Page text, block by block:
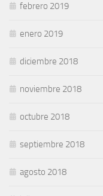
febrero 2019
enero 2019
diciembre 2018
noviembre 2018
octubre 2018
septiembre 2018
agosto 2018